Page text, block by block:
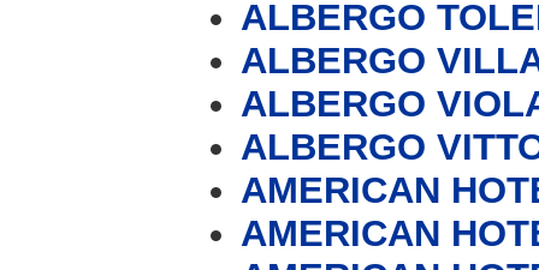
ALBERGO
ALBERGO
ALBERGO
ALBERGO
AMERICAN
AMERICAN